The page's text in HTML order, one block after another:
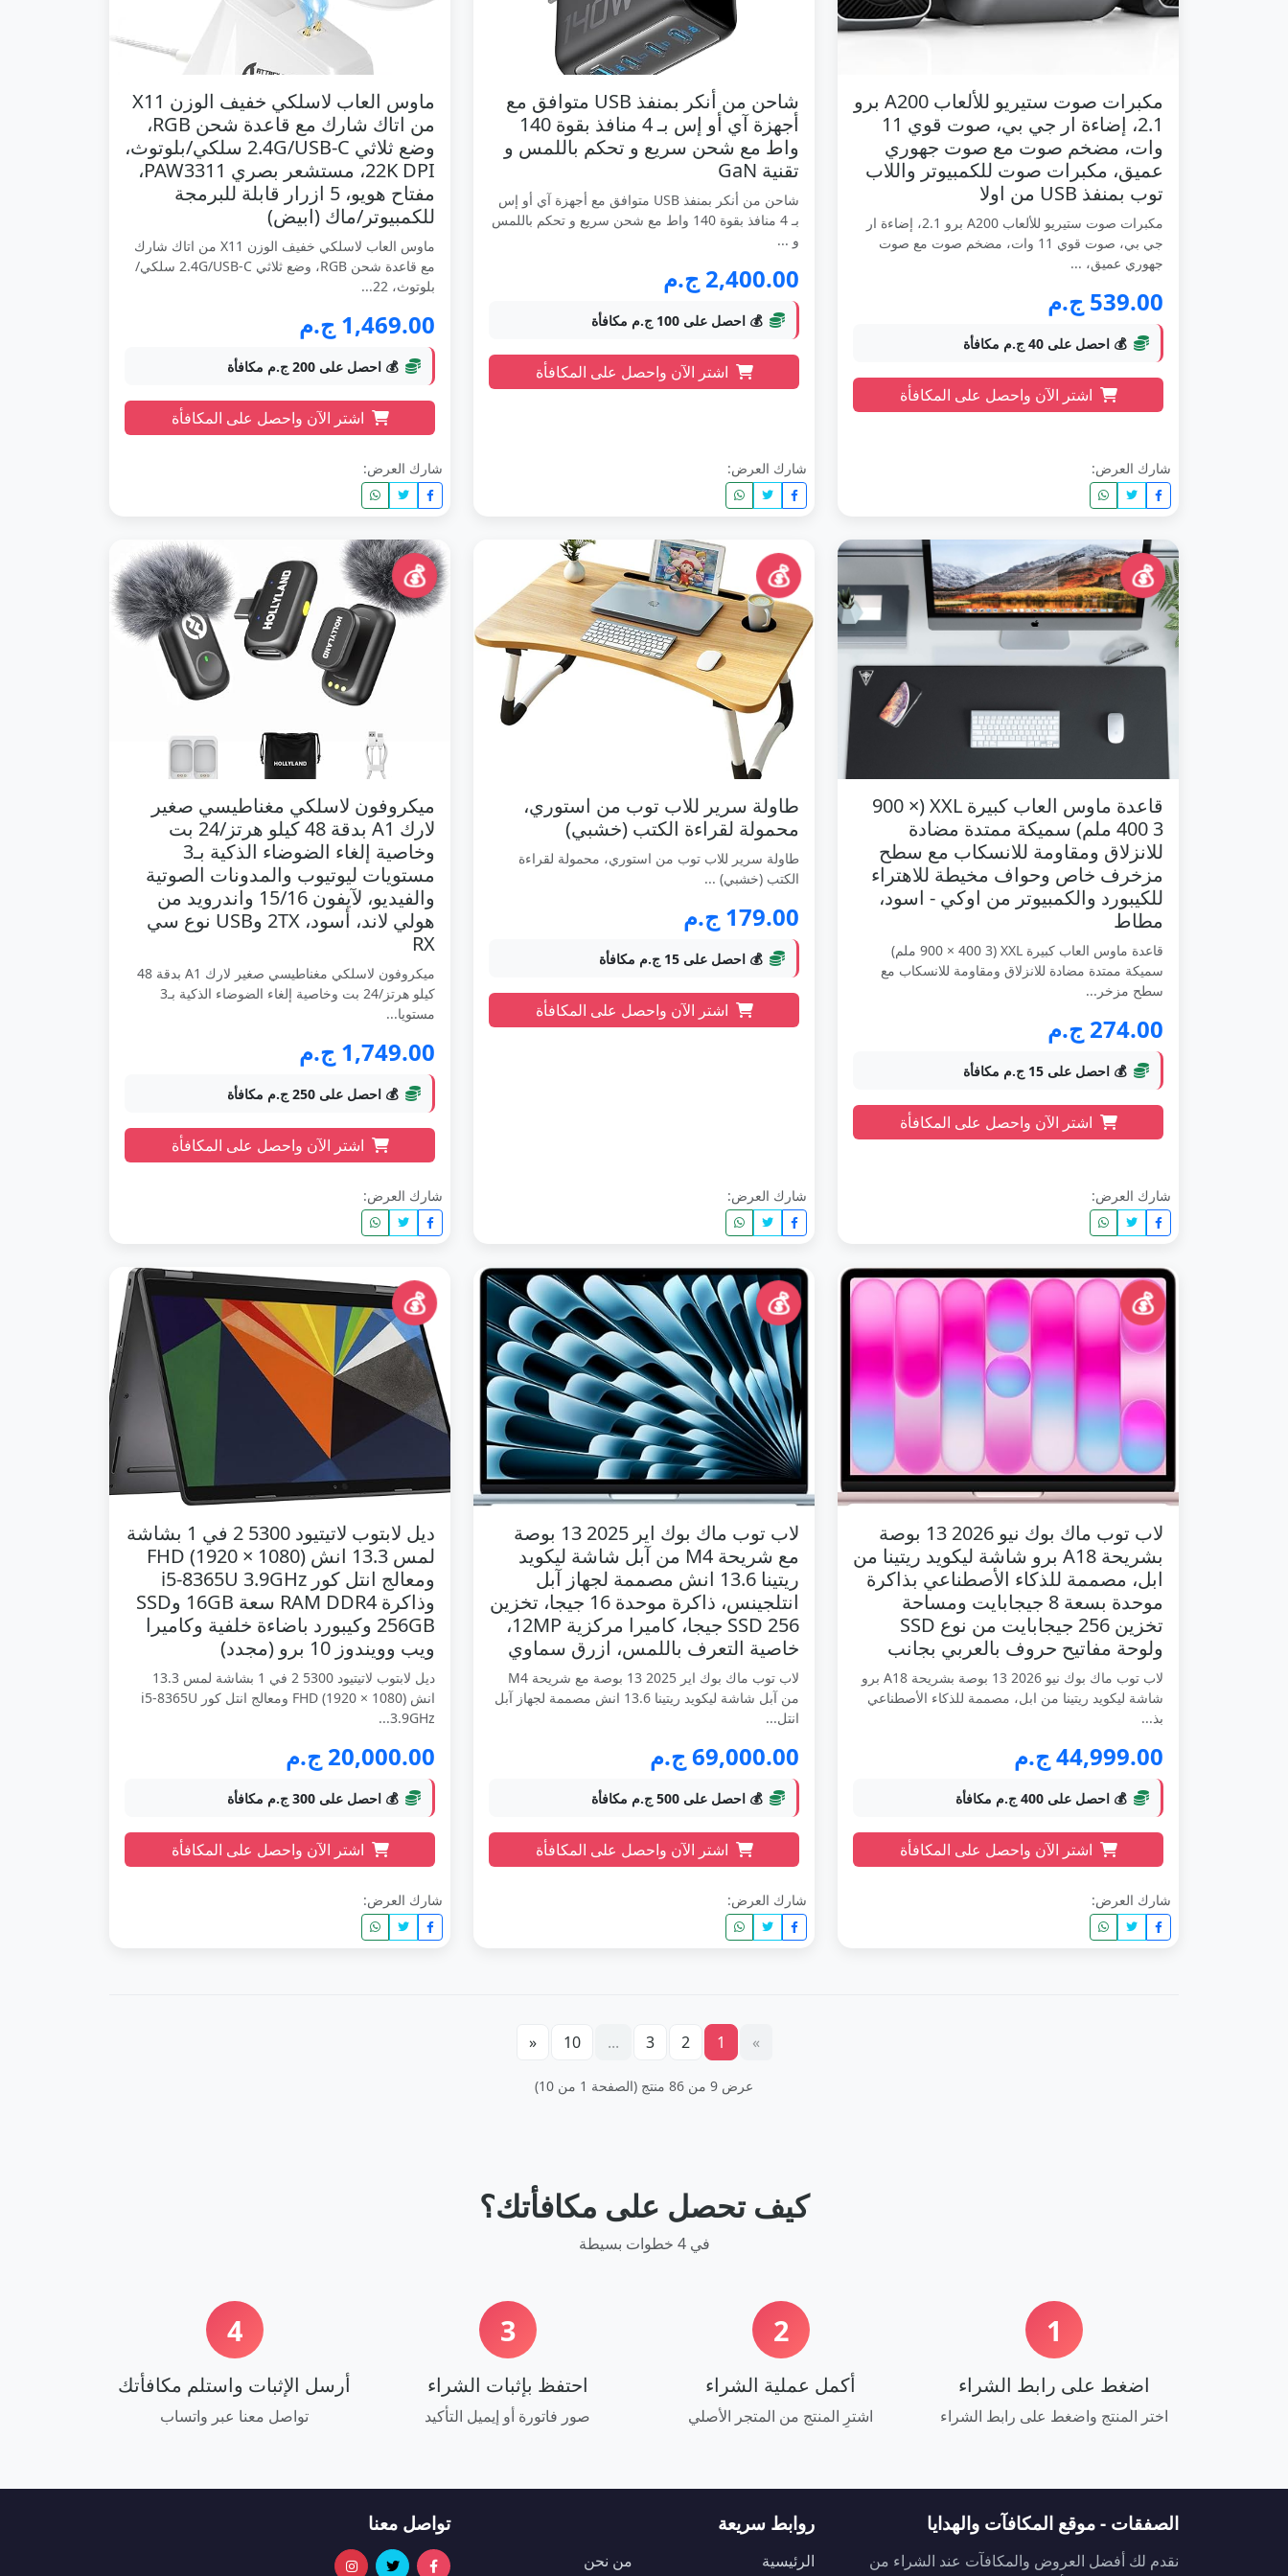
مكبرات صوت ستيريو للألعاب A200 برو
2.1، إضاءة ار جي بي، صوت قوي 11
وات، مضخم صوت مع صوت جهوري
عميق، مكبرات صوت للكمبيوتر واللاب
توب بمنفذ USB من اولا
مكبرات صوت ستيريو للألعاب A200 برو 2.1، إضاءة ار
جي بي، صوت قوي 11 وات، مضخم صوت مع صوت
جهوري عميق، ...
539.00 ج.م
💰 احصل على 40 ج.م مكافأة
اشتر الآن واحصل على المكافأة
شارك العرض:
شاحن من أنكر بمنفذ USB متوافق مع
أجهزة آي أو إس بـ 4 منافذ بقوة 140
واط مع شحن سريع و تحكم باللمس و
تقنية GaN
شاحن من أنكر بمنفذ USB متوافق مع أجهزة آي أو إس
بـ 4 منافذ بقوة 140 واط مع شحن سريع و تحكم باللمس
و ...
2,400.00 ج.م
💰 احصل على 100 ج.م مكافأة
اشتر الآن واحصل على المكافأة
شارك العرض:
ماوس العاب لاسلكي خفيف الوزن X11
من اتاك شارك مع قاعدة شحن RGB،
وضع ثلاثي 2.4G/USB-C سلكي/بلوتوث،
22K DPI، مستشعر بصري PAW3311،
مفتاح هويو، 5 ازرار قابلة للبرمجة
للكمبيوتر/ماك (ابيض)
ماوس العاب لاسلكي خفيف الوزن X11 من اتاك شارك
مع قاعدة شحن RGB، وضع ثلاثي 2.4G/USB-C سلكي/
بلوتوث، 22...
1,469.00 ج.م
💰 احصل على 200 ج.م مكافأة
اشتر الآن واحصل على المكافأة
شارك العرض:
💰
قاعدة ماوس العاب كبيرة XXL (900 ×
400 3 ملم) سميكة ممتدة مضادة
للانزلاق ومقاومة للانسكاب مع سطح
مزخرف خاص وحواف مخيطة للاهتراء
للكيبورد والكمبيوتر من اوكي - اسود،
مطاط
قاعدة ماوس العاب كبيرة XXL (900 × 400 3 ملم)
سميكة ممتدة مضادة للانزلاق ومقاومة للانسكاب مع
سطح مزخر...
274.00 ج.م
💰 احصل على 15 ج.م مكافأة
اشتر الآن واحصل على المكافأة
شارك العرض:
💰
طاولة سرير للاب توب من استوري،
محمولة لقراءة الكتب (خشبي)
طاولة سرير للاب توب من استوري، محمولة لقراءة
الكتب (خشبي) ...
179.00 ج.م
💰 احصل على 15 ج.م مكافأة
اشتر الآن واحصل على المكافأة
شارك العرض:
💰
ميكروفون لاسلكي مغناطيسي صغير
لارك A1 بدقة 48 كيلو هرتز/24 بت
وخاصية إلغاء الضوضاء الذكية بـ3
مستويات ليوتيوب والمدونات الصوتية
والفيديو، لآيفون 15/16 واندرويد من
هولي لاند، أسود، 2TX وUSB نوع سي
RX
ميكروفون لاسلكي مغناطيسي صغير لارك A1 بدقة 48
كيلو هرتز/24 بت وخاصية إلغاء الضوضاء الذكية بـ3
مستويا...
1,749.00 ج.م
💰 احصل على 250 ج.م مكافأة
اشتر الآن واحصل على المكافأة
شارك العرض:
💰
لاب توب ماك بوك نيو 2026 13 بوصة
بشريحة A18 برو شاشة ليكويد ريتينا من
ابل، مصممة للذكاء الأصطناعي بذاكرة
موحدة بسعة 8 جيجابايت ومساحة
تخزين 256 جيجابايت من نوع SSD
ولوحة مفاتيح حروف بالعربي بجانب
لاب توب ماك بوك نيو 2026 13 بوصة بشريحة A18 برو
شاشة ليكويد ريتينا من ابل، مصممة للذكاء الأصطناعي
بذ...
44,999.00 ج.م
💰 احصل على 400 ج.م مكافأة
اشتر الآن واحصل على المكافأة
شارك العرض:
💰
لاب توب ماك بوك اير 2025 13 بوصة
مع شريحة M4 من آبل شاشة ليكويد
ريتينا 13.6 انش مصممة لجهاز آبل
انتلجينس، ذاكرة موحدة 16 جيجا، تخزين
SSD 256 جيجا، كاميرا مركزية 12MP،
خاصية التعرف باللمس، ازرق سماوي
لاب توب ماك بوك اير 2025 13 بوصة مع شريحة M4
من آبل شاشة ليكويد ريتينا 13.6 انش مصممة لجهاز آبل
انتل...
69,000.00 ج.م
💰 احصل على 500 ج.م مكافأة
اشتر الآن واحصل على المكافأة
شارك العرض:
💰
ديل لابتوب لاتيتيود 5300 2 في 1 بشاشة
لمس 13.3 انش FHD (1920 × 1080)
ومعالج انتل كور i5-8365U 3.9GHz
وذاكرة RAM DDR4 سعة 16GB وSSD
256GB وكيبورد باضاءة خلفية وكاميرا
ويب وويندوز 10 برو (مجدد)
ديل لابتوب لاتيتيود 5300 2 في 1 بشاشة لمس 13.3
انش FHD (1920 × 1080) ومعالج انتل كور i5-8365U
3.9GHz...
20,000.00 ج.م
💰 احصل على 300 ج.م مكافأة
اشتر الآن واحصل على المكافأة
شارك العرض:
»
1
2
3
...
10
«
عرض 9 من 86 منتج (الصفحة 1 من 10)
كيف تحصل على مكافأتك؟
في 4 خطوات بسيطة
1
اضغط على رابط الشراء
اختر المنتج واضغط على رابط الشراء
2
أكمل عملية الشراء
اشترِ المنتج من المتجر الأصلي
3
احتفظ بإثبات الشراء
صور فاتورة أو إيميل التأكيد
4
أرسل الإثبات واستلم مكافأتك
تواصل معنا عبر واتساب
الصفقات - موقع المكافآت والهدايا
نقدم لك أفضل العروض والمكافآت عند الشراء من
روابط سريعة
الرئيسية من نحن
تواصل معنا